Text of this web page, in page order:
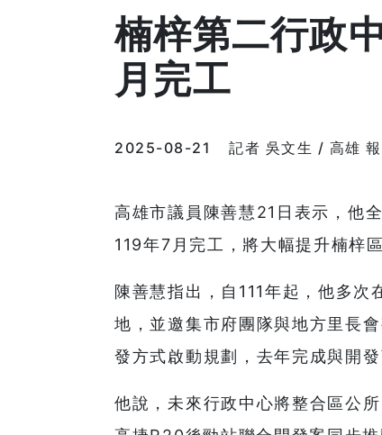
楠梓第二行政
月完工
2025-08-21 記者 吳文生 / 高雄
高雄市議員陳善慧21日表示，他
119年7月完工，將大幅提升楠梓
陳善慧指出，自111年起，他多
地，並邀集市府團隊與地方里長
發方式啟動規劃，去年完成與開
他說，未來行政中心將整合區公